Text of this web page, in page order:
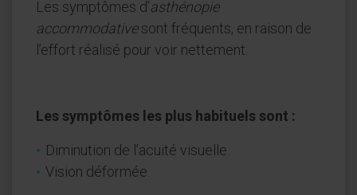
Les symptômes d’asthénopie
accommodativesont fréquents, en raison de
l’effort réalisé pour voir nettement.
Les symptômes les plus habituels sont :
Diminution de l’acuité visuelle.
Vision déformée.